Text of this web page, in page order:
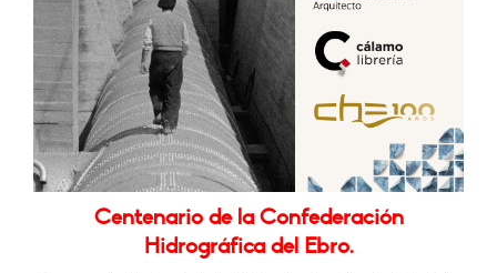
Centenario de la Confederación
Hidrográfica del Ebro.